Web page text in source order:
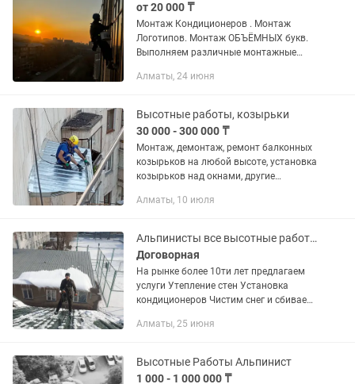
от 20 000 ₸
Монтаж Кондиционеров . Монтаж
Логотипов. Монтаж ОБЪЁМНЫХ букв.
Выполняем различные монтажные
покрасочные, и многие другие
Алмазное...
Алматы, 24 июня
Высотные работы, козырьки
30 000 - 300 000 ₸
Монтаж, демонтаж, ремонт балконных
козырьков на любой высоте, установка
козырьков над окнами, другие
ламп на производстве, ремонт
Высококвалифицированные...
Алматы, 10 июля
Альпинисты все высотные работы, спил деревьев
Договорная
На рынке более 10ти лет предлагаем
услуги Утепление стен Установка
кондиционеров Чистим снег и сбиваем
Монтаж уличного и фасадного
Алматы, 25 июня
Высотные Работы Альпинист
1 000 - 1 000 000 ₸